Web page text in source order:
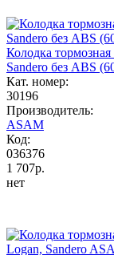
Колодка
Sandero без ABS
Кат. номер:
30196
Производитель:
ASAM
Код:
036376
1 707р.
нет